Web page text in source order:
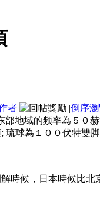
者 |倒序
部地域的频率為５０
球為１００伏特雙脚
時候，日本時候比北